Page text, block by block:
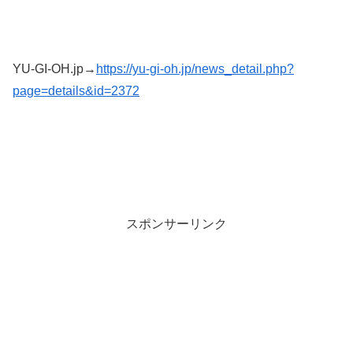
YU-GI-OH.jp→ https://yu-gi-oh.jp/news_detail.php?
page=details&id=2372
スポンサーリンク